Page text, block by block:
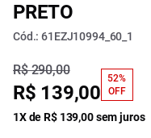
PRETO
Cód.: 61EZJ10994_60_1
R$ 290,00
R$ 139,00
52%
OFF
1X de R$ 139,00 sem juros